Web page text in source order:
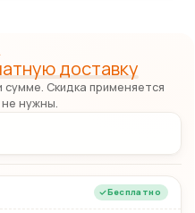
доставку
сумме. Скидка применяется
нужны.
Бесплатно